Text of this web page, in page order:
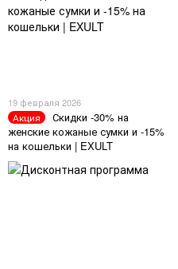
19 февраля 2026
Акция
Скидки -30% на
женские кожаные сумки и -15%
на кошельки | EXULT